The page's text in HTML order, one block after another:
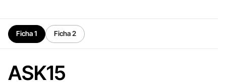
Ficha 1 Ficha 2
ASK15